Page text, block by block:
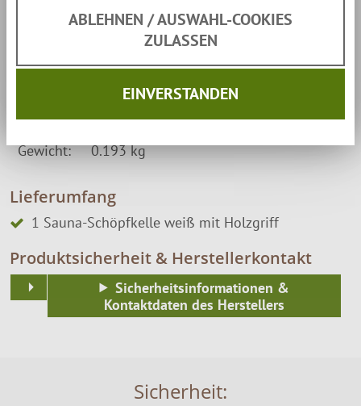
Griff aus Birkenholz (behandelt)
Fassungsvermögen: 4 Deziliter
Eckdaten
Gewicht: 0.193 kg
Lieferumfang
1 Sauna-Schöpfkelle weiß mit Holzgriff
Produktsicherheit & Herstellerkontakt
Sicherheitsinformationen &
Kontaktdaten des Herstellers
Sicherheit:
ABLEHNEN / AUSWAHL-COOKIES
ZULASSEN
EINVERSTANDEN